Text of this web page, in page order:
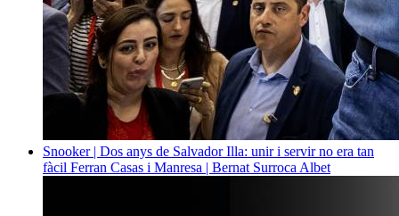
Snooker | Dos anys de Salvador Illa: unir i servir no era tan
fàcil Ferran Casas i Manresa | Bernat Surroca Albet